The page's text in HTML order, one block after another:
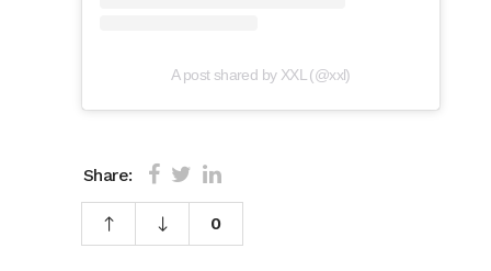
A post shared by XXL (@xxl)
Share:
0